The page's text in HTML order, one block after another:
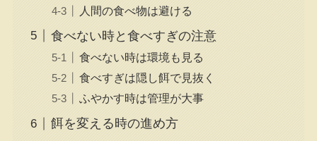
人間の食べ物は避ける
食べない時と食べすぎの注意
食べない時は環境も見る
食べすぎは隠し餌で見抜く
ふやかす時は管理が大事
餌を変える時の進め方